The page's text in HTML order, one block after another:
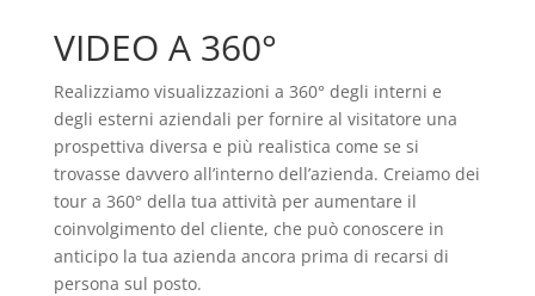
VIDEO A 360°
Realizziamo visualizzazioni a 360° degli interni e
degli esterni aziendali per fornire al visitatore una
prospettiva diversa e più realistica come se si
trovasse davvero all’interno dell’azienda. Creiamo dei
tour a 360° della tua attività per aumentare il
coinvolgimento del cliente, che può conoscere in
anticipo la tua azienda ancora prima di recarsi di
persona sul posto.